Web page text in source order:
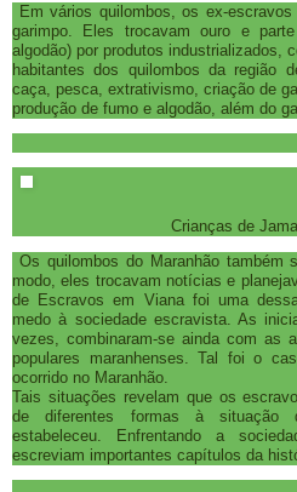
Em vários quilombos, os ex-
garimpo. Eles trocavam ouro e
algodão) por produtos industrializados,
habitantes dos quilombos da região
caça, pesca, extrativismo, criação de
produção de fumo e algodão, além do
Crianças de
Os quilombos do Maranhão também
modo, eles trocavam notícias e
de Escravos em Viana foi uma
medo à sociedade escravista. As
vezes, combinaram-se ainda com as
populares maranhenses. Tal foi o
ocorrido no Maranhão.
Tais situações revelam que os
de diferentes formas à situação
estabeleceu. Enfrentando a
escreviam importantes capítulos da